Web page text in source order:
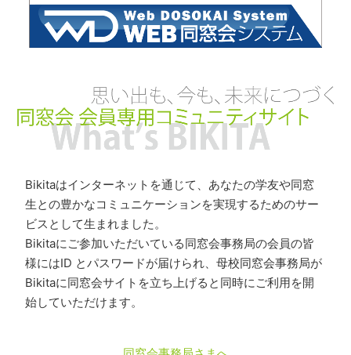
Bikitaはインターネットを通じて、あなたの学友や同窓
生との豊かなコミュニケーションを実現するためのサー
ビスとして生まれました。
Bikitaにご参加いただいている同窓会事務局の会員の皆
様にはID とパスワードが届けられ、母校同窓会事務局が
Bikitaに同窓会サイトを立ち上げると同時にご利用を開
始していただけます。